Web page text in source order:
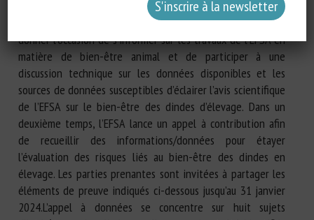
178/2002. L’EFSA a organisé une réunion des parties
prenantes à Bruxelles le 8 novembre 2023 afin de leur
donner l’occasion de s’informer sur les travaux de l’EFSA en
matière de bien-être animal et de participer à une
discussion technique sur les données disponibles et les
sources de données susceptibles d’éclairer l’avis scientifique
de l’EFSA sur le bien-être des dindes d’élevage. Dans un
deuxième temps, l’EFSA lance un appel à contribution afin
de recueillir des informations/données pour étayer
l’évaluation des risques liés au bien-être des dindes en
élevage. Les parties prenantes sont invitées à partager les
éléments de preuve indiqués ci-dessous jusqu’au 31 janvier
2024.L’appel à données se concentre sur huit sujets